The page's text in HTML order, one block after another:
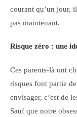
courant qu’un jour,
pas maintenant.
Risque zéro : une
Ces parents-là ont
risques font partie
envisager, c’est de
Sauf que notre